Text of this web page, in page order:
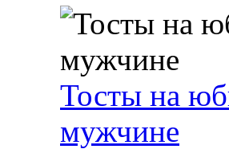
Тосты на
мужчине